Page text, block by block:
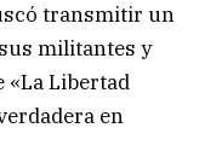
transmitir un
militantes y
«La Libertad
en